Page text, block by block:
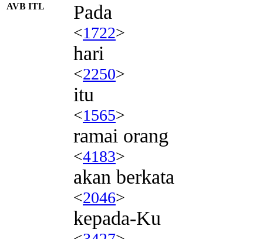
AVB ITL Pada
<1722>
hari
<2250>
itu
<1565>
ramai orang
<4183>
akan berkata
<2046>
kepada-Ku